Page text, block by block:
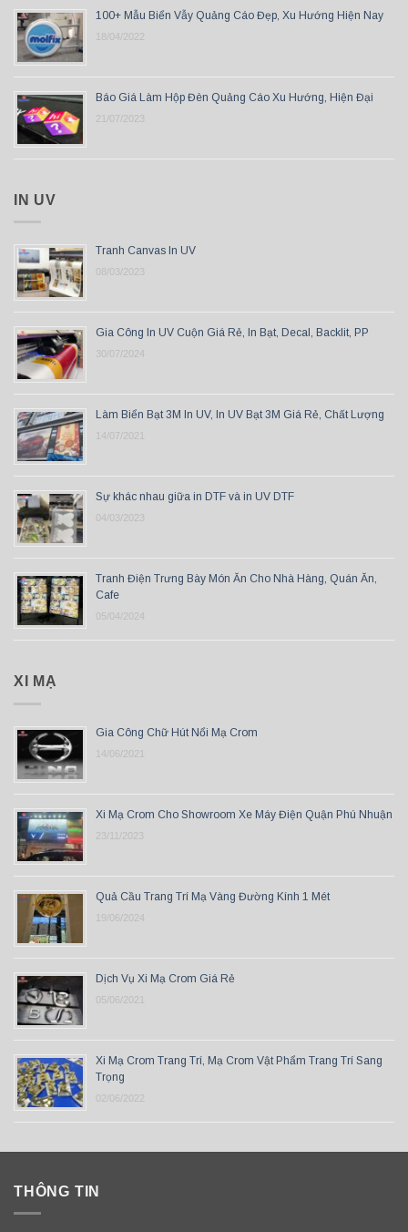
100+ Mẫu Biển Vẫy Quảng Cáo Đẹp, Xu Hướng Hiện Nay
18/04/2022
Báo Giá Làm Hộp Đèn Quảng Cáo Xu Hướng, Hiện Đại
21/07/2023
IN UV
Tranh Canvas In UV
08/03/2023
Gia Công In UV Cuộn Giá Rẻ, In Bạt, Decal, Backlit, PP
30/07/2024
Làm Biển Bạt 3M In UV, In UV Bạt 3M Giá Rẻ, Chất Lượng
14/07/2021
Sự khác nhau giữa in DTF và in UV DTF
04/03/2023
Tranh Điện Trưng Bày Món Ăn Cho Nhà Hàng, Quán Ăn,
Cafe
05/04/2024
XI MẠ
Gia Công Chữ Hút Nổi Mạ Crom
14/06/2021
Xi Mạ Crom Cho Showroom Xe Máy Điện Quận Phú Nhuận
23/11/2023
Quả Cầu Trang Trí Mạ Vàng Đường Kính 1 Mét
19/06/2024
Dịch Vụ Xi Mạ Crom Giá Rẻ
05/06/2021
Xi Mạ Crom Trang Trí, Mạ Crom Vật Phẩm Trang Trí Sang
Trọng
02/06/2022
THÔNG TIN